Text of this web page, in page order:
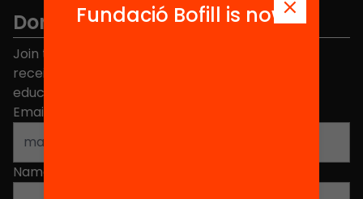
Don't miss anything.
Join the more than 40,000 people who already
receive news about initiatives and projects for
educational change in Catalonia.
Email address
Name
Fundació Bofill is now